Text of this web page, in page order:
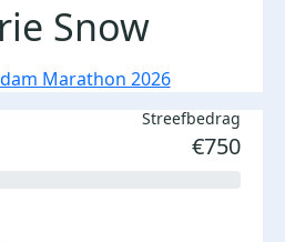
Snow
Marathon 2026
Streefbedrag
€750